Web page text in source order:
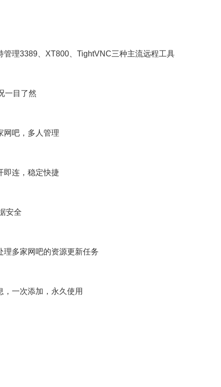
3389、XT800、TightVNC三种主流远程工具
一目了然
吧，多人管理
连，稳定快捷
安全
多家网吧的资源更新任务
一次添加，永久使用